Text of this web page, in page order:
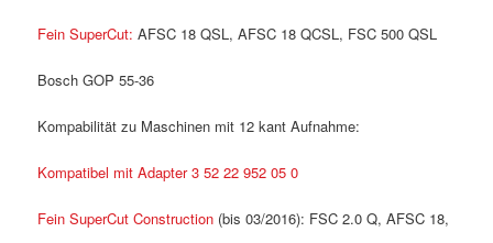
Fein SuperCut: AFSC 18 QSL, AFSC 18 QCSL, FSC 500 QSL
Bosch GOP 55-36
Kompabilität zu Maschinen mit 12 kant Aufnahme:
Kompatibel mit Adapter 3 52 22 952 05 0
Fein SuperCut Construction (bis 03/2016): FSC 2.0 Q, AFSC 18,